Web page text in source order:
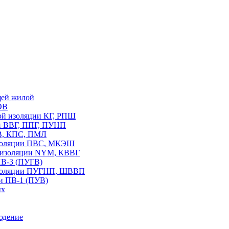
жилой
изоляции КГ, РПШ
ВВГ, ППГ, ПУНП
КПС, ПМЛ
ПВС, МКЭШ
NYM, КВВГ
3 (ПУГВ)
ПУГНП, ШВВП
ПВ-1 (ПУВ)